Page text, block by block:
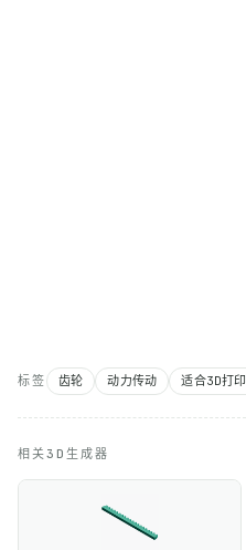
标签 齿轮 动力传动 适合3D打印
相关3D生成器